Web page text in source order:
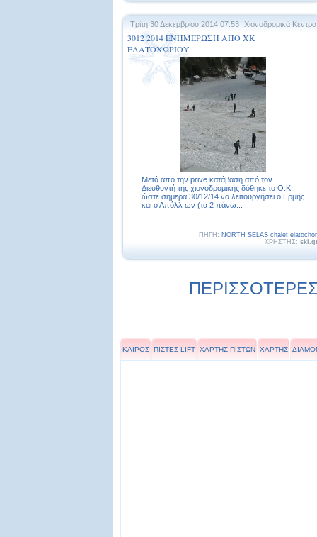
Τρίτη 30 Δεκεμβρίου 2014 07:53 Χιονοδρομικά Κέντρα
3012 2014 ΕΝΗΜΕΡΩΣΗ ΑΠΟ ΧΚ
ΕΛΑΤΟΧΩΡΙΟΥ
Μετά από την prive κατάβαση από τον
Διευθυντή της χιονοδρομικής δόθηκε το O.K.
ώστε σημερα 30/12/14 να λειτουργήσει ο Ερμής
και ο Απόλλ ων (τα 2 πάνω...
ΠΗΓΗ: NORTH SELAS chalet
ΧΡΗΣΤΗΣ:
ΠΕΡΙΣΣΟΤΕΡΕΣ
ΚΑΙΡΟΣ ΠΙΣΤΕΣ-LIFT ΧΑΡΤΗΣ ΠΙΣΤΩΝ ΧΑΡΤΗΣ